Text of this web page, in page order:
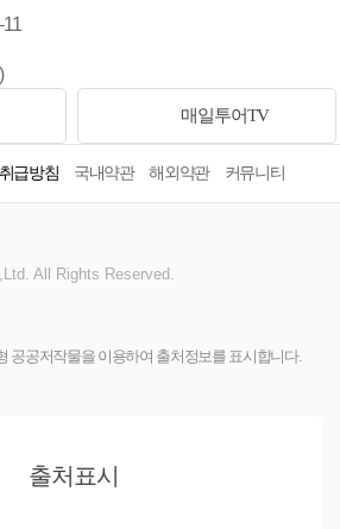
11
매일투어TV
급방침 국내약관 해외약관 커뮤니티
All Rights Reserved.
공공저작물을 이용하여 출처정보를 표시합니다.
출처표시